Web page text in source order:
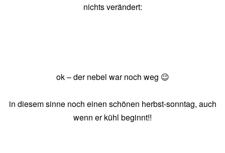
nichts verändert:
ok – der nebel war noch weg 😉
in diesem sinne noch einen schönen herbst-sonntag, auch
wenn er kühl beginnt!!